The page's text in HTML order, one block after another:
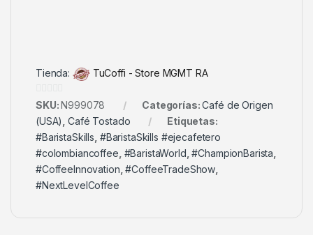
Tienda: TuCoffi - Store MGMT RA
0
d
e
5
SKU:N999078 Categorías:Café de Origen
(USA) ,Café Tostado
Etiquetas:
#BaristaSkills #BaristaSkills #ejecafetero
#colombiancoffee #BaristaWorld ,#ChampionBarista
#CoffeeInnovation ,#CoffeeTradeShow
#NextLevelCoffee